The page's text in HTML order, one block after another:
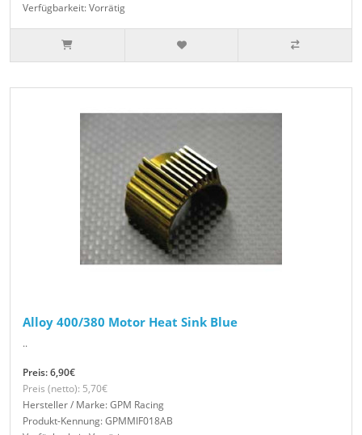
Verfügbarkeit: Vorrätig
Alloy 400/380 Motor Heat Sink Blue
..
Preis: 6,90€
Preis (netto): 5,70€
Hersteller / Marke: GPM Racing
Produkt-Kennung: GPMMIF018AB